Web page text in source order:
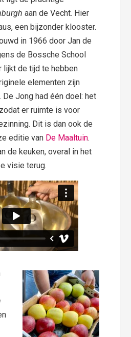
aan de Vecht. Hier
een bijzonder klooster.
in 1966 door Jan de
de Bossche School
lijkt de tijd te hebben
elementen zijn
De Jong had één doel: het
er ruimte is voor
Dit is dan ook de
editie van De Maaltuin.
de keuken, overal in het
visie terug.